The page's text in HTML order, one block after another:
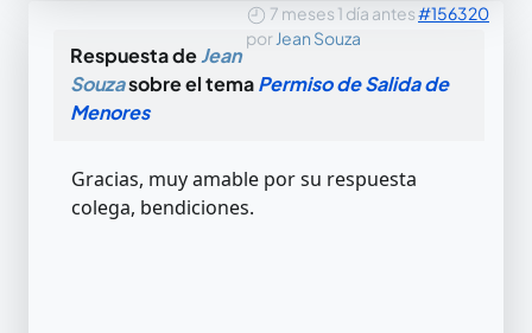
7 meses 1 día antes#156320
porJean Souza
Respuesta deJean
Souzasobre el temaPermiso de Salida de
Menores
Gracias, muy amable por su respuesta
colega, bendiciones.